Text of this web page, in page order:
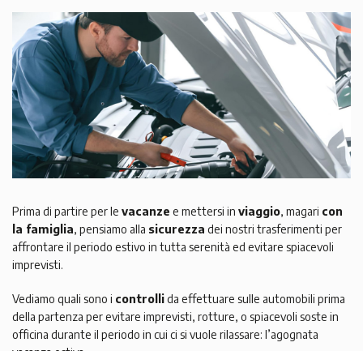
Prima di partire per le vacanze e mettersi in viaggio, magari con
la famiglia, pensiamo alla sicurezza dei nostri trasferimenti per
affrontare il periodo estivo in tutta serenità ed evitare spiacevoli
imprevisti.
Vediamo quali sono i controllida effettuare sulle automobili prima
della partenza per evitare imprevisti, rotture, o spiacevoli soste in
officina durante il periodo in cui ci si vuole rilassare: l’agognata